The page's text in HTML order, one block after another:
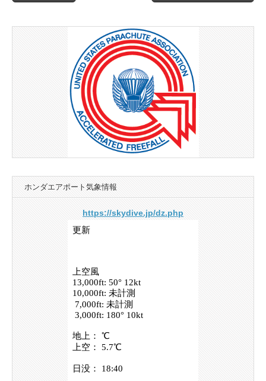
ホンダエアポート気象情報
https://skydive.jp/dz.php